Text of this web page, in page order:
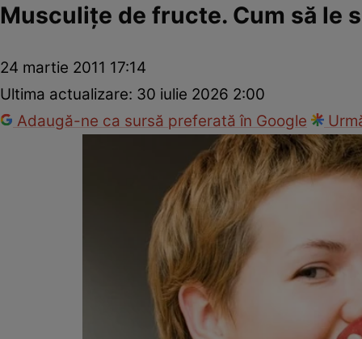
Musculiţe de fructe. Cum să le
24 martie 2011 17:14
Ultima actualizare: 30 iulie 2026 2:00
Adaugă-ne ca sursă preferată în Google